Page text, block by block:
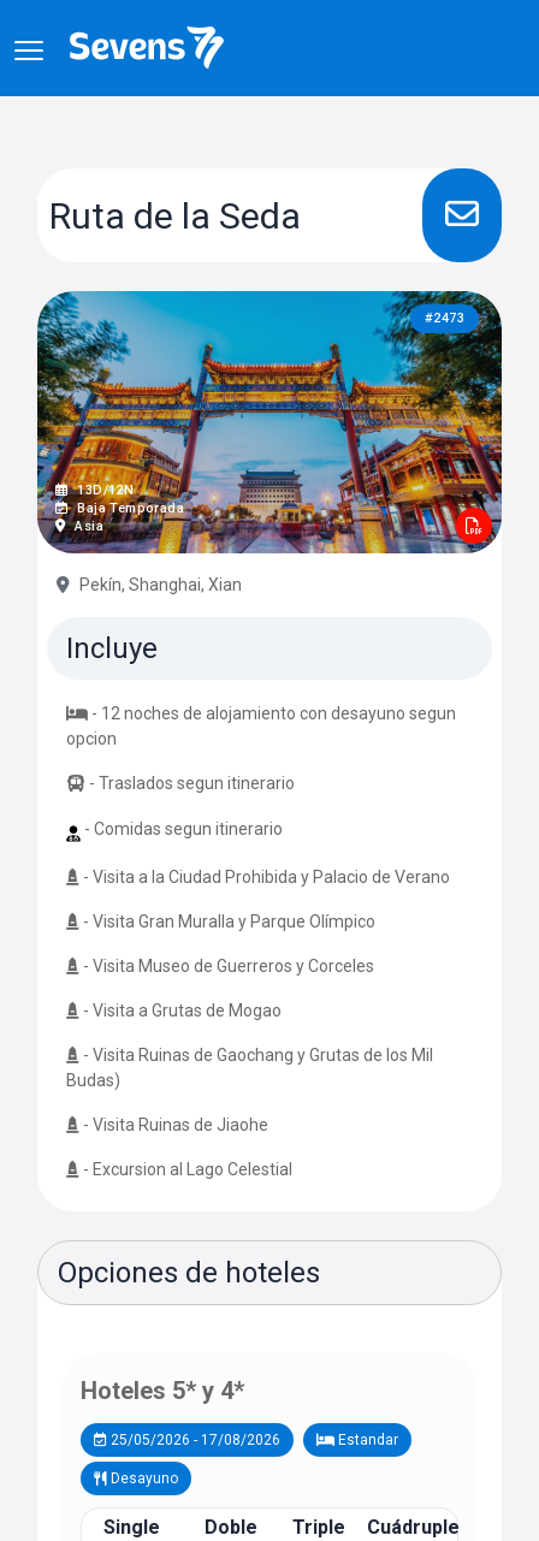
Ruta de la Seda
#2473
13D/12N
Baja Temporada
Asia
Pekín, Shanghai, Xian
Incluye
- 12 noches de alojamiento con desayuno segun
opcion
- Traslados segun itinerario
- Comidas segun itinerario
- Visita a la Ciudad Prohibida y Palacio de Verano
- Visita Gran Muralla y Parque Olímpico
- Visita Museo de Guerreros y Corceles
- Visita a Grutas de Mogao
- Visita Ruinas de Gaochang y Grutas de los Mil
Budas)
- Visita Ruinas de Jiaohe
- Excursion al Lago Celestial
Opciones de hoteles
Hoteles 5* y 4*
25/05/2026 - 17/08/2026 Estandar
Desayuno
Single Doble Triple Cuádruple